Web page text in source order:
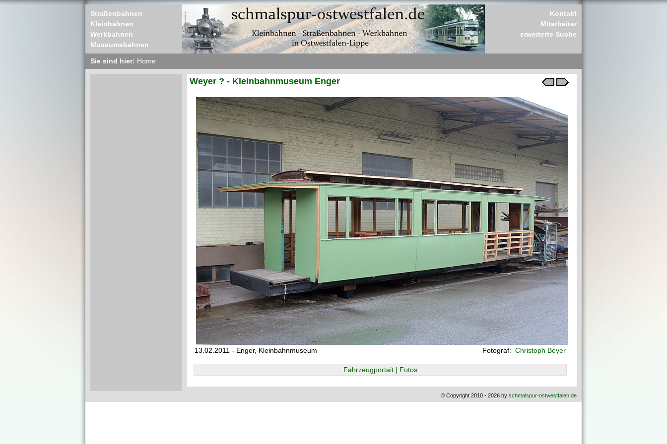
Straßenbahnen
Kleinbahnen
Werkbahnen
Museumsbahnen
Kontakt
Mitarbeiter
erweiterte Suche
Sie sind hier: Home
Weyer ? - Kleinbahnmuseum Enger
13.02.2011 - Enger, Kleinbahnmuseum Fotograf: Christoph Beyer
Fahrzeugportait | Fotos
© Copyright 2010 - 2026 by schmalspur-ostwestfalen.de